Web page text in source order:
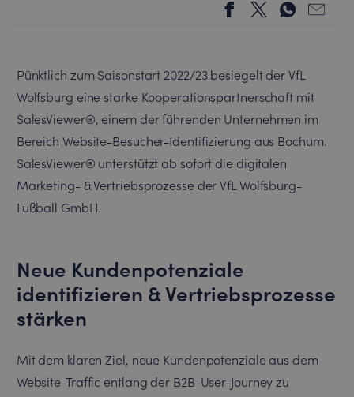
Pünktlich zum Saisonstart 2022/23 besiegelt der VfL
Wolfsburg eine starke Kooperationspartnerschaft mit
SalesViewer®, einem der führenden Unternehmen im
Bereich Website-Besucher-Identifizierung aus Bochum.
SalesViewer® unterstützt ab sofort die digitalen
Marketing- & Vertriebsprozesse der VfL Wolfsburg-
Fußball GmbH.
Neue Kundenpotenziale
identifizieren & Vertriebsprozesse
stärken
Mit dem klaren Ziel, neue Kundenpotenziale aus dem
Website-Traffic entlang der B2B-User-Journey zu